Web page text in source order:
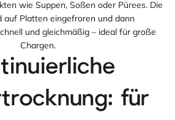
wie Suppen, Soßen oder Pürees. Die
auf Platten eingefroren und dann
und gleichmäßig – ideal für große
Chargen.
für